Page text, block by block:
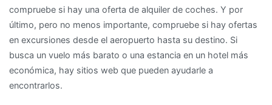
compruebe si hay una oferta de alquiler de coches. Y por
último, pero no menos importante, compruebe si hay ofertas
en excursiones desde el aeropuerto hasta su destino. Si
busca un vuelo más barato o una estancia en un hotel más
económica, hay sitios web que pueden ayudarle a
encontrarlos.